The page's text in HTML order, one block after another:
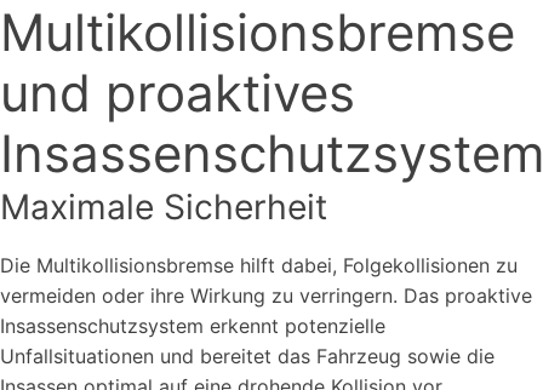
Multikollisionsbremse
und proaktives
Maximale Sicherheit
Die Multikollisionsbremse hilft dabei, Folgekollisionen zu
vermeiden oder ihre Wirkung zu verringern. Das proaktive
Insassenschutzsystem erkennt potenzielle
Unfallsituationen und bereitet das Fahrzeug sowie die